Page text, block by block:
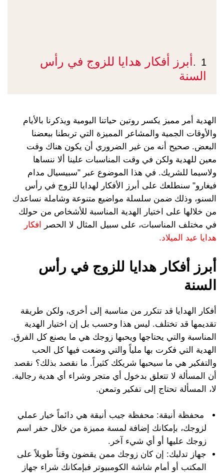
1.
أبرز أفكار هدايا للزوج في رأس
السنة
الهدية أمر مميز يكسر روتين حياتنا اليومية ويذكرنا بالأيام
والأوقات الجمية والمشاعر المميزة التي تربطنا ببعضنا
البعض. صحيح أنه من غير الضروري أن يكون هناك وقت
معين للهدية ولكن في وقت المناسبات علينا ألا ننساها
ولاسيما للشريك. في هذا الموضوع عبر "سبيسيال مدام
فيغارو" سنطلعك على أبرز الأفكار لهدايا للزوج في رأس
السنو، وذلك ضمن سلسلة مواضيع متنوعة وشاملة نساعدك
من خلالها على اختيار الهدية المناسبة للأشخاص من حولك
في مختلف المناسبات، على سبيل المثال لا الحصر
افكار
هدايا عيد الميلاد.
أبرز أفكار هدايا للزوج في رأس
السنة
أفكار الهدايا قد تتكرر من مناسبة إلى أخرى، ولكن طريقة
تقديمها قد تختلف. ليس هذا وحسب بل إن اختيار الهدية
المناسبة والتي يحتاجها ويحبها زوجك هي ما يصنع كل الفرق.
الهدية التي فكرت بها ملياً والتي وضعت فيها كل الحب
والتفكير هي ما سيحبها شريكك كثيراً. ما نقصد بذلك؟ نقصد
أن المسألة لا تتعلق بدخول أي متجر وشراء أي هدية رجالية.
لا، المسألة تحتاج إلى تفكير وتمعن.
محفظة أنيقة: محفظة جيب أنيقة هي دائماً خيار عملي
لزوجك، بإمكانك إضافة لمسة مميزة من خلال حفر اسم
زوجك عليها أو أي شيء آخر.
جهاز تدليك: إن كان زوجك ممن يقضون وقتاً طويلاً على
المكتب أو أمام شاشة الكومبيوتر فبإمكانك شراء جهاز